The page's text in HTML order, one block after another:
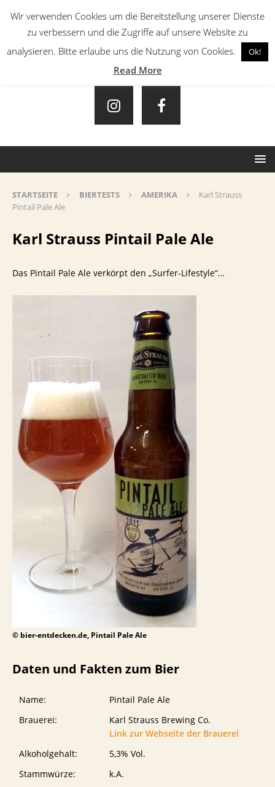
STARTSEITE BIERTESTS AMERIKA
Karl Strauss
Pintail Pale Ale
Karl Strauss Pintail Pale Ale
Das Pintail Pale Ale verkörpt den „Surfer-Lifestyle“…
© bier-entdecken.de, Pintail Pale Ale
Daten und Fakten zum Bier
Name:
Pintail Pale Ale
Brauerei:
Karl Strauss Brewing Co.
Link zur Webseite der Brauerei
Alkoholgehalt:
5,3% Vol.
Stammwürze:
k.A.
Wir verwenden Cookies um die Bereitstellung unserer Dienste
zu verbessern und die Zugriffe auf unsere Website zu
analysieren. Bitte erlaube uns die Nutzung von Cookies.
Ok!
Read More